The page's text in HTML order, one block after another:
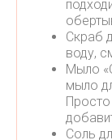
Скраб
воду,
Мыло
мыло
Соль